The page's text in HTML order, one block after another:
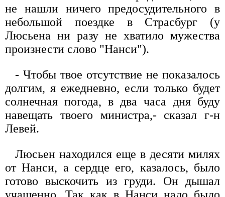
не нашли ничего предосудительного в
небольшой поездке в Страсбург (у
Люсьена ни разу не хватило мужества
произнести слово "Нанси").
- Чтобы твое отсутствие не показалось
долгим, я ежедневно, если только будет
солнечная погода, в два часа дня буду
навещать твоего министра,- сказал г-н
Левей.
Люсьен находился еще в десяти милях
от Нанси, а сердце его, казалось, было
готово выскочить из груди. Он дышал
учащенно. Так как в Нанси надо было